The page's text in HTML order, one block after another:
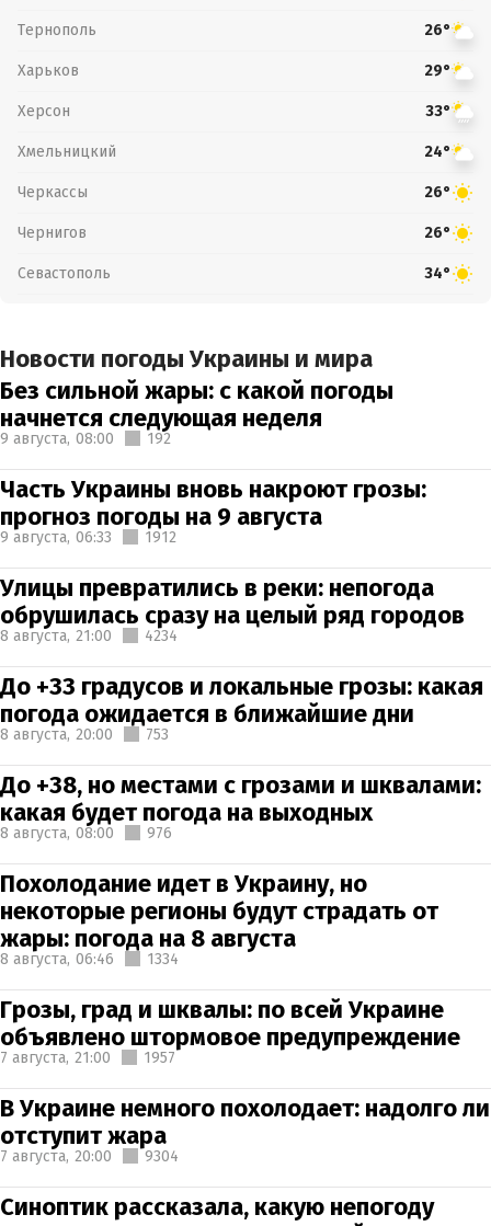
Тернополь 26°
Харьков 29°
Херсон 33°
Хмельницкий 24°
Черкассы 26°
Чернигов 26°
Севастополь 34°
Новости погоды Украины и мира
Без сильной жары: с какой погоды
начнется следующая неделя
9 августа, 08:00 192
Часть Украины вновь накроют грозы:
прогноз погоды на 9 августа
9 августа, 06:33 1912
Улицы превратились в реки: непогода
обрушилась сразу на целый ряд городов
8 августа, 21:00 4234
До +33 градусов и локальные грозы: какая
погода ожидается в ближайшие дни
8 августа, 20:00 753
До +38, но местами с грозами и шквалами:
какая будет погода на выходных
8 августа, 08:00 976
Похолодание идет в Украину, но
некоторые регионы будут страдать от
жары: погода на 8 августа
8 августа, 06:46 1334
Грозы, град и шквалы: по всей Украине
объявлено штормовое предупреждение
7 августа, 21:00 1957
В Украине немного похолодает: надолго ли
отступит жара
7 августа, 20:00 9304
Синоптик рассказала, какую непогоду